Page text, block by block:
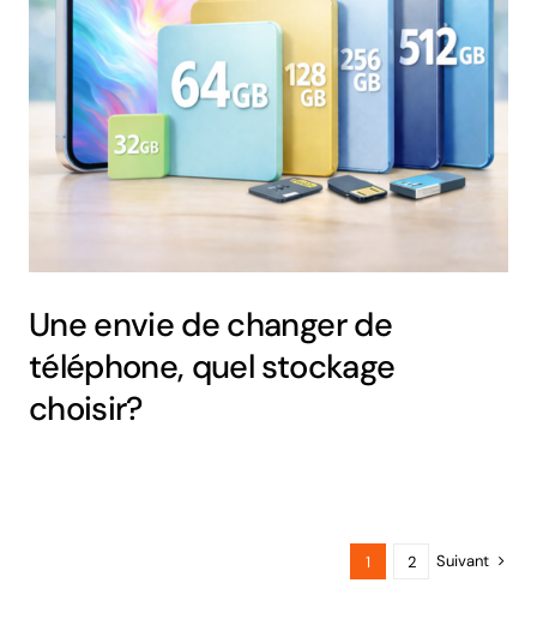
Une envie de changer de
téléphone, quel stockage
choisir?
1 2 Suivant